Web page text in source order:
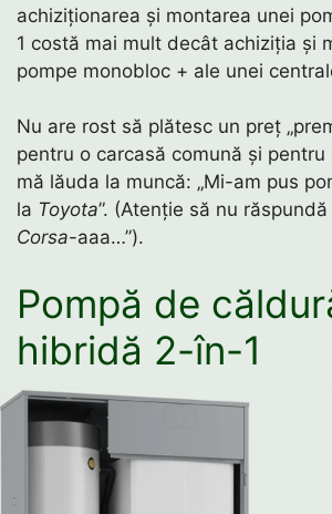
achiziționarea și montarea unei
1 costă mai mult decât achiziția și
pompe monobloc + ale unei
Nu are rost să plătesc un preț
pentru o carcasă comună și pentru
mă lăuda la muncă: „Mi-am pus
la Toyota”. (Atenție să nu răspundă
Corsa-aaa…”).
Pompă de
hibridă 2-în-1